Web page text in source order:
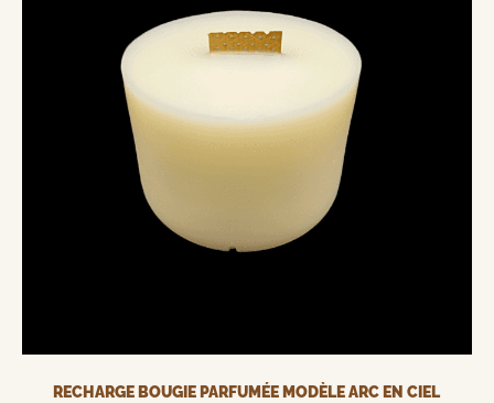
RECHARGE BOUGIE PARFUMÉE MODÈLE ARC EN CIEL